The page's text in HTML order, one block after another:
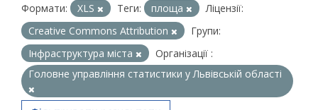
Формати: XLS Теги: площа
Ліцензії:
Creative Commons Attribution
Групи:
Інфраструктура міста
Організації :
Головне управління статистики у Львівській області